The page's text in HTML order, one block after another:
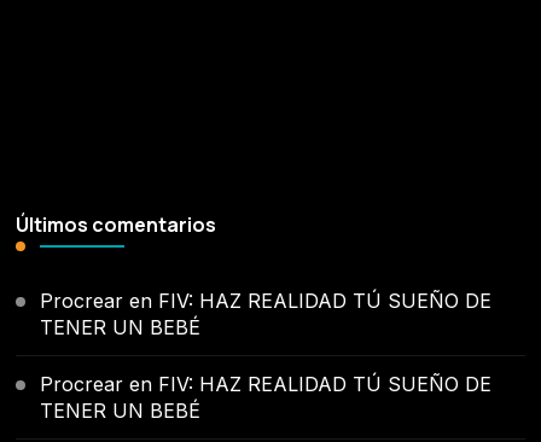
Últimos comentarios
Procrear en FIV: HAZ REALIDAD TÚ SUEÑO DE
TENER UN BEBÉ
Procrear en FIV: HAZ REALIDAD TÚ SUEÑO DE
TENER UN BEBÉ